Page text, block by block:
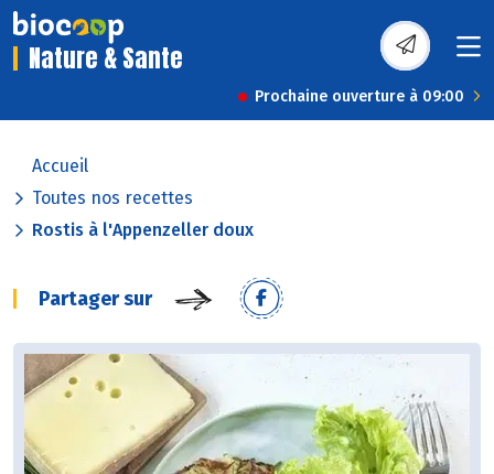
Nature & Sante
Prochaine ouverture à 09:00
Accueil
Toutes nos recettes
Rostis à l'Appenzeller doux
Partager sur